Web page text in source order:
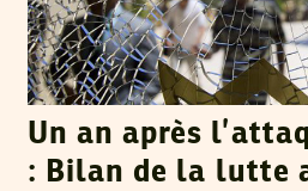
Un an après
: Bilan de la lutte